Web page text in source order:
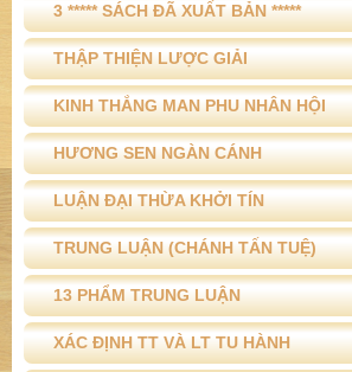
3 ***** SÁCH ĐÃ XUẤT BẢN *****
THẬP THIỆN LƯỢC GIẢI
KINH THẮNG MAN PHU NHÂN HỘI
HƯƠNG SEN NGÀN CÁNH
LUẬN ĐẠI THỪA KHỞI TÍN
TRUNG LUẬN (CHÁNH TẤN TUỆ)
13 PHẨM TRUNG LUẬN
XÁC ĐỊNH TT VÀ LT TU HÀNH